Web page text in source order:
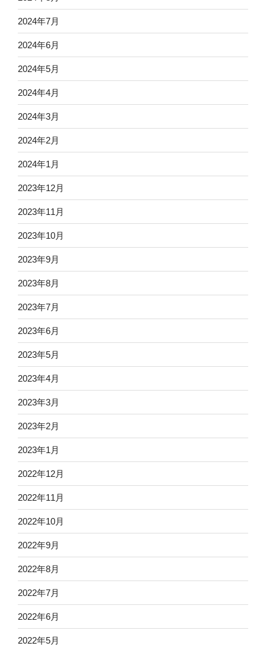
2024年7月
2024年6月
2024年5月
2024年4月
2024年3月
2024年2月
2024年1月
2023年12月
2023年11月
2023年10月
2023年9月
2023年8月
2023年7月
2023年6月
2023年5月
2023年4月
2023年3月
2023年2月
2023年1月
2022年12月
2022年11月
2022年10月
2022年9月
2022年8月
2022年7月
2022年6月
2022年5月